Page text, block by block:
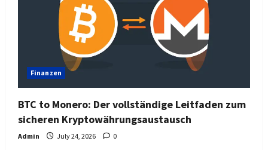
Finanzen
BTC to Monero: Der vollständige Leitfaden zum
sicheren Kryptowährungsaustausch
Admin July 24, 2026 0